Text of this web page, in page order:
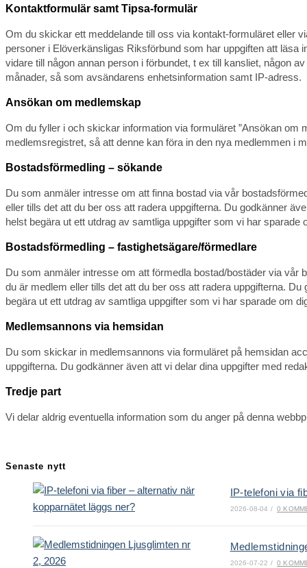
Kontaktformulär samt Tipsa-formulär
Om du skickar ett meddelande till oss via kontakt-formuläret eller
personer i Elöverkänsligas Riksförbund som har uppgiften att
vidare till någon annan person i förbundet, t ex till kansliet, någon
månader, så som avsändarens enhetsinformation samt IP-adress.
Ansökan om medlemskap
Om du fyller i och skickar information via formuläret ”Ansökan om
medlemsregistret, så att denne kan föra in den nya medlemmen
Bostadsförmedling – sökande
Du som anmäler intresse om att finna bostad via vår
eller tills det att du ber oss att radera uppgifterna. Du godkänner
helst begära ut ett utdrag av samtliga uppgifter som vi har
Bostadsförmedling – fastighetsägare/förmedlare
Du som anmäler intresse om att förmedla bostad/bostäder via vår
du är medlem eller tills det att du ber oss att radera uppgifterna.
begära ut ett utdrag av samtliga uppgifter som vi har sparade om
Medlemsannons via hemsidan
Du som skickar in medlemsannons via formuläret på hemsidan
uppgifterna. Du godkänner även att vi delar dina uppgifter med
Tredje part
Vi delar aldrig eventuella information som du anger på denna
Senaste nytt
IP-telefoni via
2026-08-04 / 0
2026-07-22 / 0